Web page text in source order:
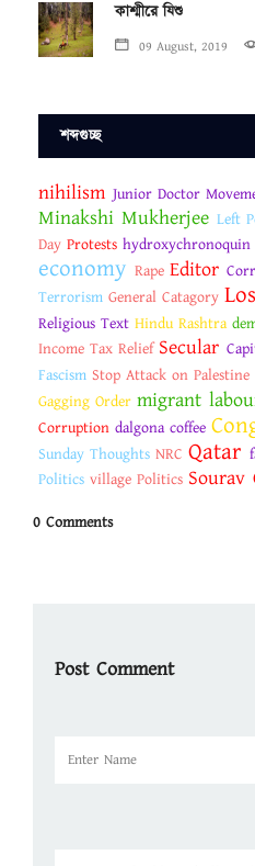
কাশ্মীরে যিশু
09 August, 2019
শব্দগুচ্ছ
nihilism Junior Doctor
Minakshi Mukherjee Left
Day Protests hydroxychronoquin
economy Rape Editor
Terrorism General Catagory
Religious Text Hindu Rashtra
Income Tax Relief Secular
Fascism Stop Attack on Palestine
Gagging Order migrant
Corruption dalgona coffee
Sunday Thoughts NRC Qatar
Politics village Politics Sourav
0 Comments
Post Comment